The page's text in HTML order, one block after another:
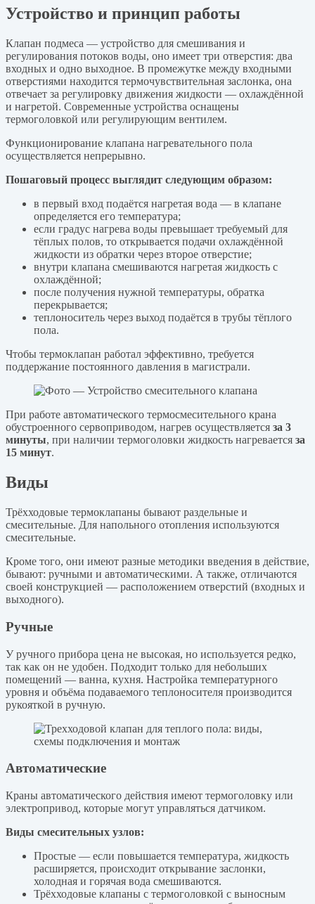
Устройство и принцип работы
Клапан подмеса — устройство для смешивания и
регулирования потоков воды, оно имеет три отверстия: два
входных и одно выходное. В промежутке между входными
отверстиями находится термочувствительная заслонка, она
отвечает за регулировку движения жидкости — охлаждённой
и нагретой. Современные устройства оснащены
термоголовкой или регулирующим вентилем.
Функционирование клапана нагревательного пола
осуществляется непрерывно.
Пошаговый процесс выглядит следующим образом:
в первый вход подаётся нагретая вода — в клапане
определяется его температура;
если градус нагрева воды превышает требуемый для
тёплых полов, то открывается подачи охлаждённой
жидкости из обратки через второе отверстие;
внутри клапана смешиваются нагретая жидкость с
охлаждённой;
после получения нужной температуры, обратка
перекрывается;
теплоноситель через выход подаётся в трубы тёплого
пола.
Чтобы термоклапан работал эффективно, требуется
поддержание постоянного давления в магистрали.
При работе автоматического термосмесительного крана
обустроенного сервоприводом, нагрев осуществляется за 3
минуты, при наличии термоголовки жидкость нагревается за
15 минут.
Виды
Трёхходовые термоклапаны бывают раздельные и
смесительные. Для напольного отопления используются
смесительные.
Кроме того, они имеют разные методики введения в действие,
бывают: ручными и автоматическими. А также, отличаются
своей конструкцией — расположением отверстий (входных и
выходного).
Ручные
У ручного прибора цена не высокая, но используется редко,
так как он не удобен. Подходит только для небольших
помещений — ванна, кухня. Настройка температурного
уровня и объёма подаваемого теплоносителя производится
рукояткой в ручную.
Автоматические
Краны автоматического действия имеют термоголовку или
электропривод, которые могут управляться датчиком.
Виды смесительных узлов:
Простые — если повышается температура, жидкость
расширяется, происходит открывание заслонки,
холодная и горячая вода смешиваются.
Трёхходовые клапаны с термоголовкой с выносным